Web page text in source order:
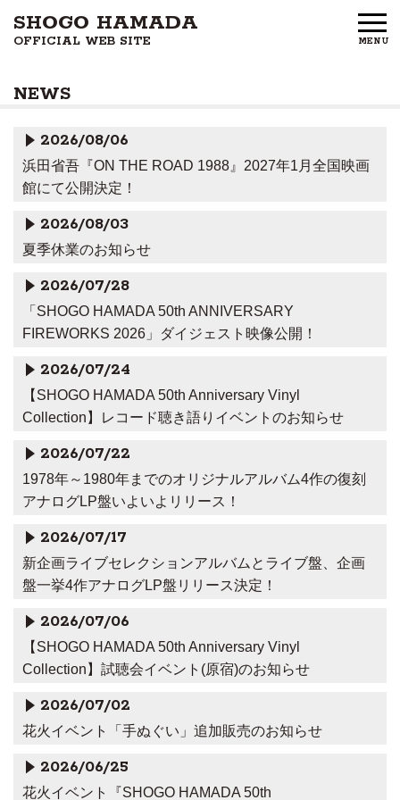
SHOGO HAMADA
OFFICIAL WEB SITE MENU
DISCOGRAPHY
FREE MEMBERS
NEWS
2026/08/06
浜田省吾『ON THE ROAD 1988』2027年1月全国映画
館にて公開決定！
2026/08/03
夏季休業のお知らせ
2026/07/28
「SHOGO HAMADA 50th ANNIVERSARY
FIREWORKS 2026」ダイジェスト映像公開！
2026/07/24
【SHOGO HAMADA 50th Anniversary Vinyl
Collection】レコード聴き語りイベントのお知らせ
2026/07/22
1978年～1980年までのオリジナルアルバム4作の復刻
アナログLP盤いよいよリリース！
2026/07/17
新企画ライブセレクションアルバムとライブ盤、企画
盤一挙4作アナログLP盤リリース決定！
2026/07/06
【SHOGO HAMADA 50th Anniversary Vinyl
Collection】試聴会イベント(原宿)のお知らせ
2026/07/02
花火イベント「手ぬぐい」追加販売のお知らせ
2026/06/25
花火イベント『SHOGO HAMADA 50th